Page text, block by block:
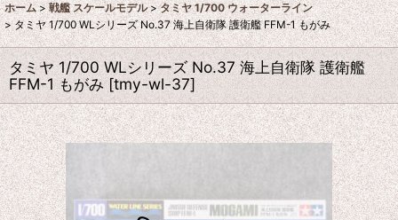
ホーム > 戦艦 スケールモデル > タミヤ 1/700 ウォーターライン
> タミヤ 1/700 WLシリーズ No.37 海上自衛隊 護衛艦 FFM-1 もがみ
タミヤ 1/700 WLシリーズ No.37 海上自衛隊 護衛艦
FFM-1 もがみ [tmy-wl-37]